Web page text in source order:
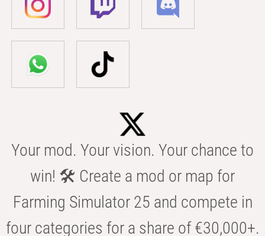
Your mod. Your vision. Your chance to
win! 🛠️ Create a mod or map for
Farming Simulator 25 and compete in
four categories for a share of €30,000+.